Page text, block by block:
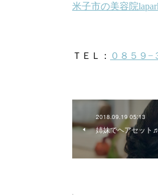
2018.09.19 05:13
姉妹でヘアセット♬